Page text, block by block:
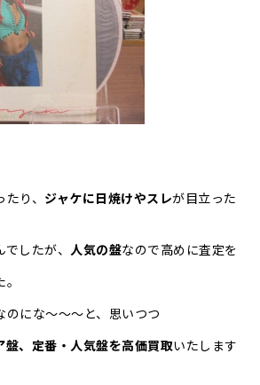
り、 ジャケに日焼けやスレが目立った
でしたが、人気の盤なので高めに査定を
のにな～～～と、思いつつ
盤、定番・人気盤を高価買取いたします